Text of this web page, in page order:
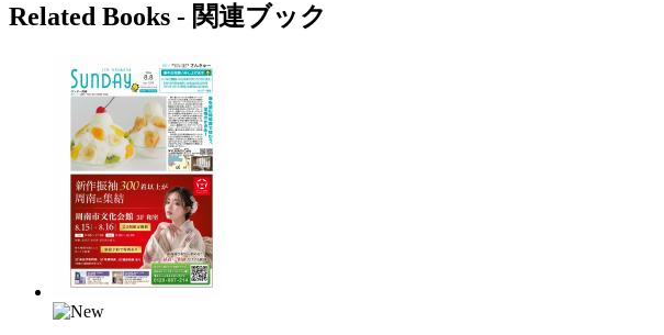
Related Books ‐ 関連ブック